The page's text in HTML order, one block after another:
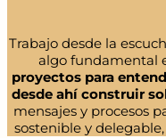
Trabajo desde la
algo fundamental
proyectos para
desde ahí construir
mensajes y procesos
sostenible y